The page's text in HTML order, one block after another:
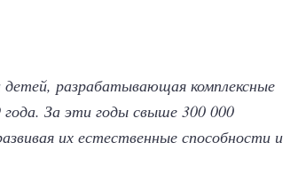
разрабатывающая комплексные
года. За эти годы свыше 300 000
их естественные способности и